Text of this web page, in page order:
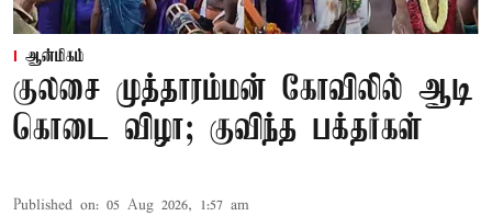
ஆன்மிகம்
குலசை முத்தாரம்மன் கோவிலில் ஆடி
கொடை விழா; குவிந்த பக்தர்கள்
Published on: 05 Aug 2026, 1:57 am